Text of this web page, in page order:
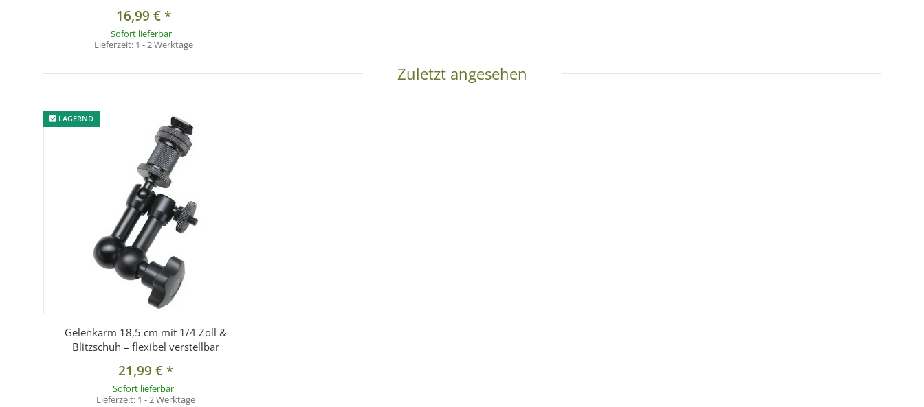
16,99 €*
Sofort lieferbar
Lieferzeit: 1 - 2 Werktage
Zuletzt angesehen
LAGERND
Gelenkarm 18,5 cm mit 1/4 Zoll &
Blitzschuh – flexibel verstellbar
21,99 €*
Sofort lieferbar
Lieferzeit: 1 - 2 Werktage